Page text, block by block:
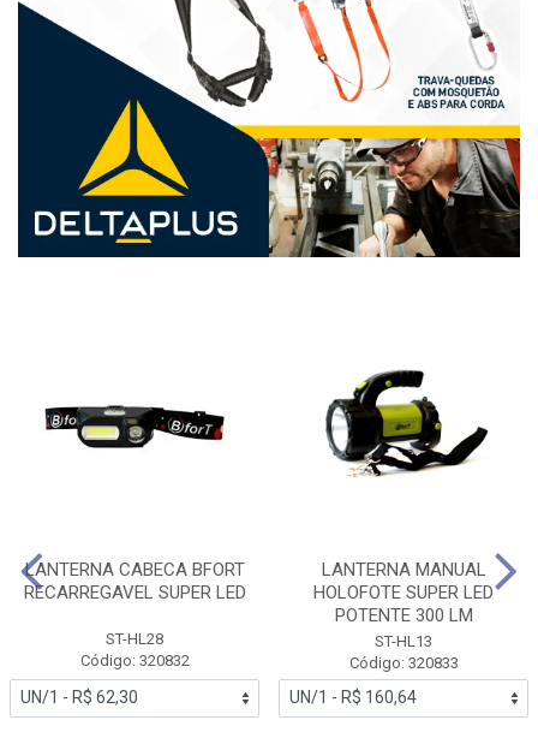
LANTERNA CABECA BFORT
RECARREGAVEL SUPER LED
ST-HL28
Código: 320832
LANTERNA MANUAL
HOLOFOTE SUPER LED
POTENTE 300 LM
ST-HL13
Código: 320833